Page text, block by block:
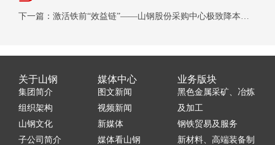
下一篇：激活铁前“效益链”——山钢股份采购中心极致降本增效纪实
关于山钢
集团简介
组织架构
山钢文化
子公司简介
媒体中心
图文新闻
视频新闻
新媒体
媒体看山钢
业务版块
黑色金属采矿、冶炼
及加工
钢铁贸易及服务
新材料、高端装备制